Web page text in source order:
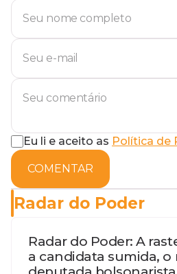
Eu li e aceito as Política de
COMENTAR
Radar do Poder
Radar do Poder: A
a candidata sumida, o